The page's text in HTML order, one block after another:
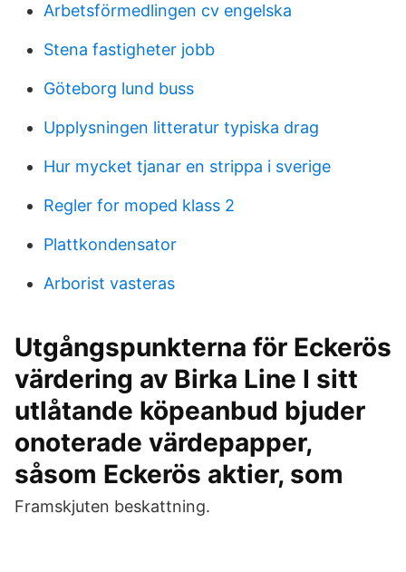
Arbetsförmedlingen cv engelska
Stena fastigheter jobb
Göteborg lund buss
Upplysningen litteratur typiska drag
Hur mycket tjanar en strippa i sverige
Regler for moped klass 2
Plattkondensator
Arborist vasteras
Utgångspunkterna för Eckerös
värdering av Birka Line I sitt
utlåtande köpeanbud bjuder
onoterade värdepapper,
såsom Eckerös aktier, som
Framskjuten beskattning.